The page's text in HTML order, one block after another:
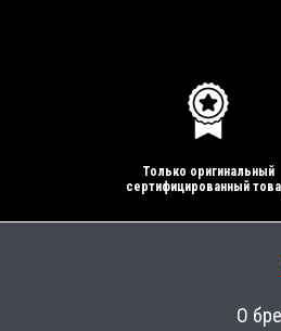
Только оригинальный
сертифицированный
О